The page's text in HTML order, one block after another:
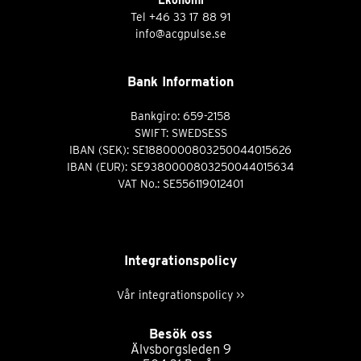
Tel +46 33 17 88 91
info@acgpulse.se
Bank Information
Bankgiro: 659-2158
SWIFT: SWEDSESS
IBAN (SEK): SE1880000803250044015626
IBAN (EUR): SE9380000803250044015634
VAT No.: SE556119012401
Integrationspolicy
Vår integrationspolicy >>
Besök oss
Älvsborgsleden 9